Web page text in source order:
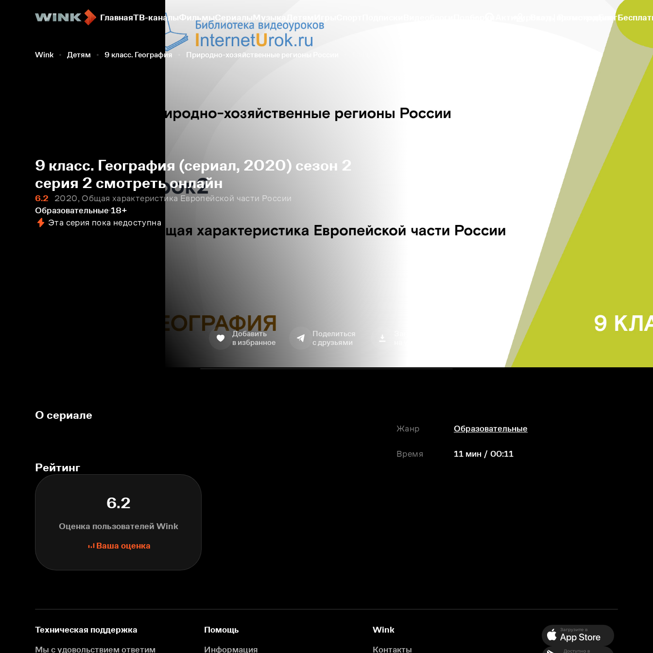
ГлавнаяТВ-каналыФильмы Сериалы Блог
Wink Детям 9 класс. География Природно-хозяйственные регионы России
9 класс. География (сериал, 2020) сезон 2
серия 2 смотреть онлайн
6.2
2020, Общая характеристика Европейской части России
Образовательные 18+
Эта серия пока недоступна
Добавить
в избранное
Поделиться
с друзьями
О сериале
Жанр Образовательные
Время 11 мин / 00:11
Рейтинг
6.2
Оценка пользователей Wink
Ваша оценка
Техническая поддержка
Мы с удовольствием ответим
Помощь
Информация
Wink
Контакты